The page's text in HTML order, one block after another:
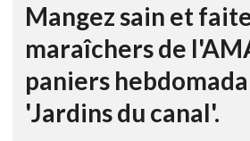
Mangez sain et
maraîchers de
paniers
'Jardins du canal'.